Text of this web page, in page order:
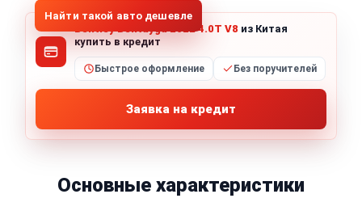
Найти такой авто дешевле
Bentley Bentayga 2022 4.0T V8 из Китая
купить в кредит
Быстрое оформление Без поручителей
Заявка на кредит
Основные характеристики